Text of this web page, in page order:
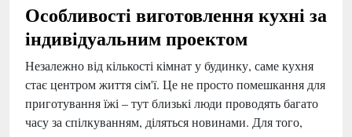
Особливості виготовлення кухні за
індивідуальним проектом
Незалежно від кількості кімнат у будинку, саме кухня
стає центром життя сім'ї. Це не просто помешкання для
приготування їжі – тут близькі люди проводять багато
часу за спілкуванням, діляться новинами. Для того,